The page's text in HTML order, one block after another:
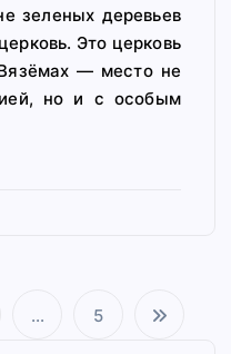
зеленых деревьев
Это церковь
— место не
но и с особым
… 5